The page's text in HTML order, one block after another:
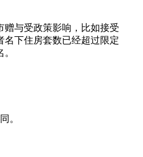
与受政策影响，比如接受
名下住房套数已经超过限定
。